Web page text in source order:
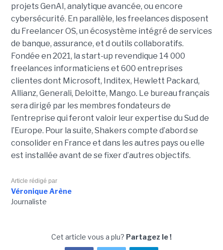
projets GenAI, analytique avancée, ou encore
cybersécurité. En parallèle, les freelances disposent
du Freelancer OS, un écosystème intégré de services
de banque, assurance, et d outils collaboratifs.
Fondée en 2021, la start-up revendique 14 000
freelances informaticiens et 600 entreprises
clientes dont Microsoft, Inditex, Hewlett Packard,
Allianz, Generali, Deloitte, Mango. Le bureau français
sera dirigé par les membres fondateurs de
l’entreprise qui feront valoir leur expertise du Sud de
l’Europe. Pour la suite, Shakers compte d’abord se
consolider en France et dans les autres pays ou elle
est installée avant de se fixer d’autres objectifs.
Article rédigé par
Véronique Arène
Journaliste
Cet article vous a plu? Partagez le !